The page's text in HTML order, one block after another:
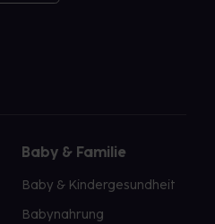
Baby & Familie
Baby & Kindergesundheit
Babynahrung